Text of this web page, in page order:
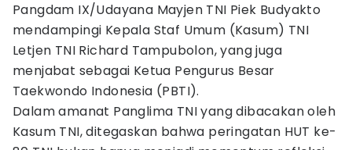
Pangdam IX/Udayana Mayjen TNI Piek Budyakto
mendampingi Kepala Staf Umum (Kasum) TNI
Letjen TNI Richard Tampubolon, yang juga
menjabat sebagai Ketua Pengurus Besar
Taekwondo Indonesia (PBTI).
Dalam amanat Panglima TNI yang dibacakan oleh
Kasum TNI, ditegaskan bahwa peringatan HUT ke-